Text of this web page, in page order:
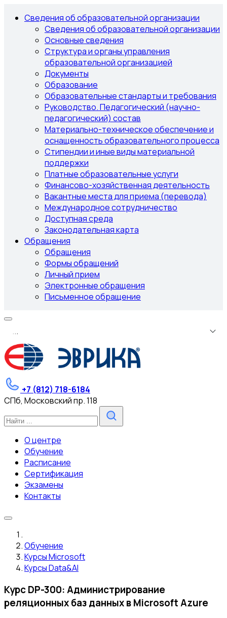
Сведения об образовательной организации
Сведения об образовательной организации
Основные сведения
Структура и органы управления
образовательной организацией
Документы
Образование
Образовательные стандарты и требования
Руководство. Педагогический (научно-
педагогический) состав
Материально-техническое обеспечение и
оснащенность образовательного процесса
Стипендии и иные виды материальной
поддержки
Платные образовательные услуги
Финансово-хозяйственная деятельность
Вакантные места для приема (перевода)
Международное сотрудничество
Доступная среда
Законодательная карта
Обращения
Обращения
Формы обращений
Личный прием
Электронные обращения
Письменное обращение
...
+7 (812) 718-6184
СПб, Московский пр. 118
О центре
Обучение
Расписание
Сертификация
Экзамены
Контакты
Обучение
Курсы Microsoft
Курсы Data&AI
Курс DP-300: Администрирование
реляционных баз данных в Microsoft Azure